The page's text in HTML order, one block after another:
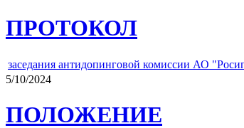
ПРОТОКОЛ
заседания антидопинговой комиссии АО
5/10/2024
ПОЛОЖЕНИЕ